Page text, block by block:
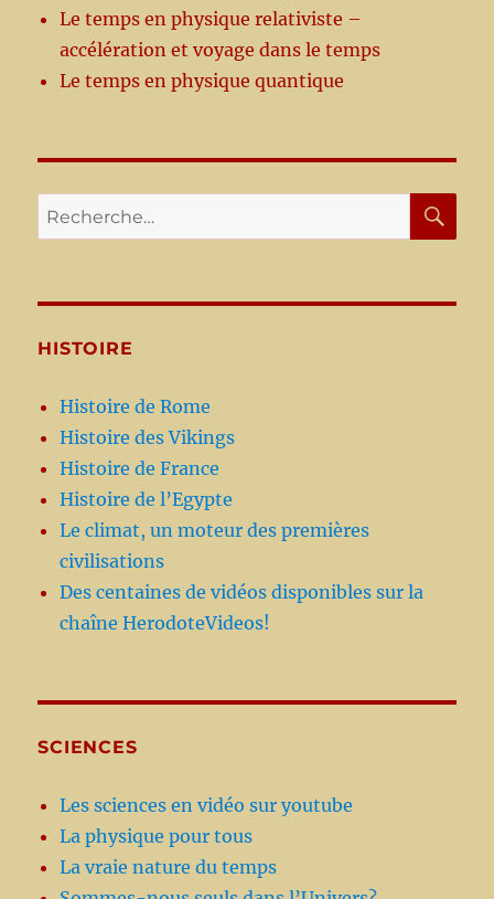
Le temps en physique relativiste –
accélération et voyage dans le temps
Le temps en physique quantique
Recherche
pour :
HISTOIRE
Histoire de Rome
Histoire des Vikings
Histoire de France
Histoire de l’Egypte
Le climat, un moteur des premières
civilisations
Des centaines de vidéos disponibles sur la
chaîne HerodoteVideos!
SCIENCES
Les sciences en vidéo sur youtube
La physique pour tous
La vraie nature du temps